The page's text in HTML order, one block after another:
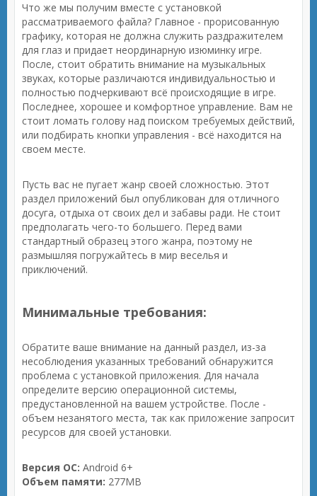
Что же мы получим вместе с установкой
рассматриваемого файла? Главное - прорисованную
графику, которая не должна служить раздражителем
для глаз и придает неординарную изюминку игре.
После, стоит обратить внимание на музыкальных
звуках, которые различаются индивидуальностью и
полностью подчеркивают всё происходящие в игре.
Последнее, хорошее и комфортное управление. Вам не
стоит ломать голову над поиском требуемых действий,
или подбирать кнопки управления - всё находится на
своем месте.
Пусть вас не пугает жанр своей сложностью. Этот
раздел приложений был опубликован для отличного
досуга, отдыха от своих дел и забавы ради. Не стоит
предполагать чего-то большего. Перед вами
стандартный образец этого жанра, поэтому не
размышляя погружайтесь в мир веселья и
приключений.
Минимальные требования:
Обратите ваше внимание на данный раздел, из-за
несоблюдения указанных требований обнаружится
проблема с установкой приложения. Для начала
определите версию операционной системы,
предустановленной на вашем устройстве. После -
объем незанятого места, так как приложение запросит
ресурсов для своей установки.
Версия ОС: Android 6+
Объем памяти: 277MB